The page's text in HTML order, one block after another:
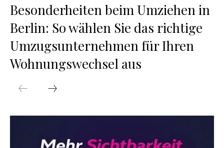
Besonderheiten beim Umziehen in
Berlin: So wählen Sie das richtige
Umzugsunternehmen für Ihren
Wohnungswechsel aus